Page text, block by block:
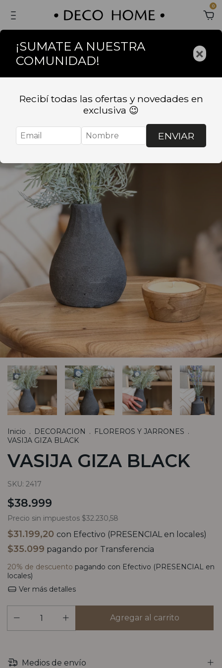
0
Inicio . DECORACION . FLOREROS Y JARRONES .
VASIJA GIZA BLACK
VASIJA GIZA BLACK
SKU: 2417
$38.999
Precio sin impuestos $32.230,58
$31.199,20 con Efectivo (PRESENCIAL en locales)
$35.099 pagando por Transferencia
20% de descuento pagando con Efectivo (PRESENCIAL en
locales)
Ver más detalles
Medios de envío
¡SUMATE A NUESTRA
COMUNIDAD!
×
Recibí todas las ofertas y novedades en
exclusiva 😉
ENVIAR